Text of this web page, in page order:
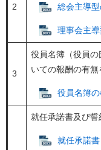
2 総会主導型
理事会主導
3
役員名簿（役員
いての報酬の有無
役員名簿の
就任承諾書及び誓
就任承諾